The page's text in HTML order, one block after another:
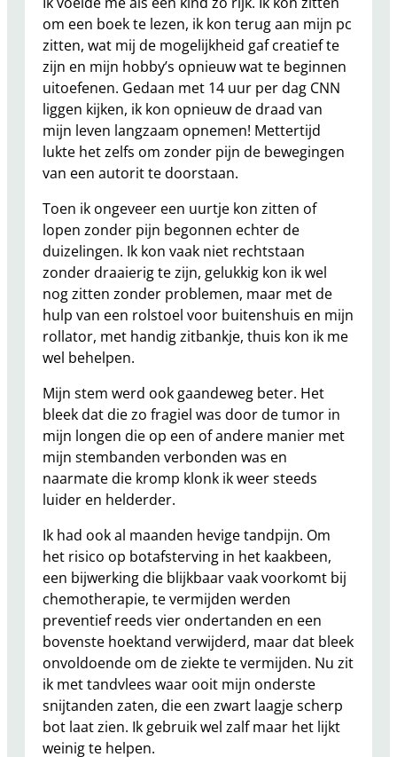
om een boek te lezen, ik kon terug aan mijn pc
zitten, wat mij de mogelijkheid gaf creatief te
zijn en mijn hobby’s opnieuw wat te beginnen
uitoefenen. Gedaan met 14 uur per dag CNN
liggen kijken, ik kon opnieuw de draad van
mijn leven langzaam opnemen! Mettertijd
lukte het zelfs om zonder pijn de bewegingen
van een autorit te doorstaan.
Toen ik ongeveer een uurtje kon zitten of
lopen zonder pijn begonnen echter de
duizelingen. Ik kon vaak niet rechtstaan
zonder draaierig te zijn, gelukkig kon ik wel
nog zitten zonder problemen, maar met de
hulp van een rolstoel voor buitenshuis en mijn
rollator, met handig zitbankje, thuis kon ik me
wel behelpen.
Mijn stem werd ook gaandeweg beter. Het
bleek dat die zo fragiel was door de tumor in
mijn longen die op een of andere manier met
mijn stembanden verbonden was en
naarmate die kromp klonk ik weer steeds
luider en helderder.
Ik had ook al maanden hevige tandpijn. Om
het risico op botafsterving in het kaakbeen,
een bijwerking die blijkbaar vaak voorkomt bij
chemotherapie, te vermijden werden
preventief reeds vier ondertanden en een
bovenste hoektand verwijderd, maar dat bleek
onvoldoende om de ziekte te vermijden. Nu zit
ik met tandvlees waar ooit mijn onderste
snijtanden zaten, die een zwart laagje scherp
bot laat zien. Ik gebruik wel zalf maar het lijkt
weinig te helpen.